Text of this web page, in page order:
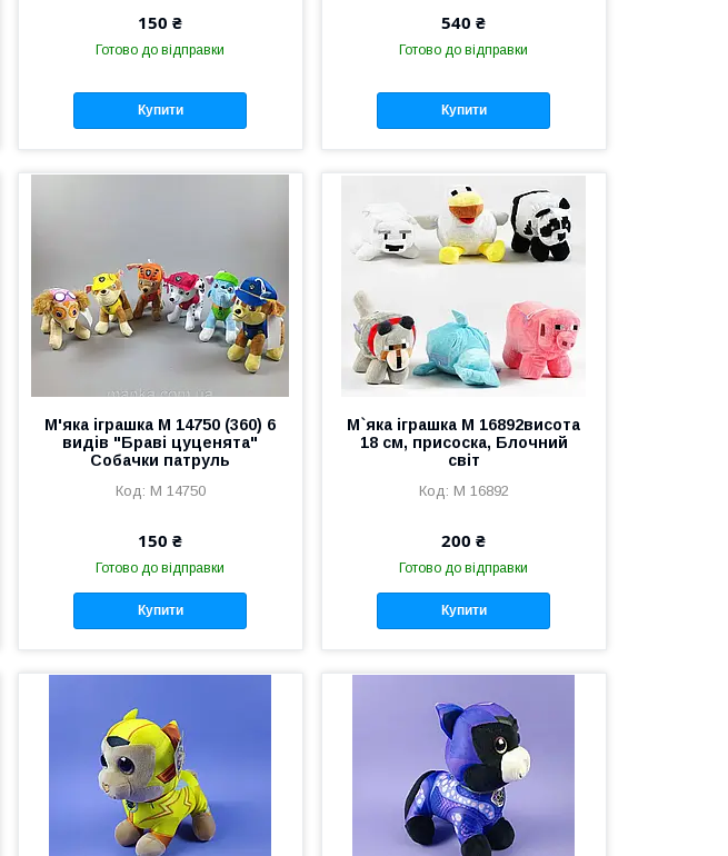
150 ₴
Готово до відправки
Купити
540 ₴
Готово до відправки
Купити
М'яка іграшка М 14750 (360) 6
видів "Браві цуценята"
Собачки патруль
М 14750
150 ₴
Готово до відправки
Купити
М`яка іграшка M 16892висота
18 см, присоска, Блочний
світ
M 16892
200 ₴
Готово до відправки
Купити